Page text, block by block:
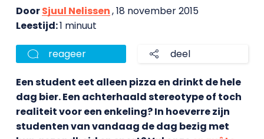
DoorSjuul Nelissen, 18 november 2015
Leestijd:1 minuut
reageer deel
Een student eet alleen pizza en drinkt de hele
dag bier. Een achterhaald stereotype of toch
realiteit voor een enkeling? In hoeverre zijn
studenten van vandaag de dag bezig met